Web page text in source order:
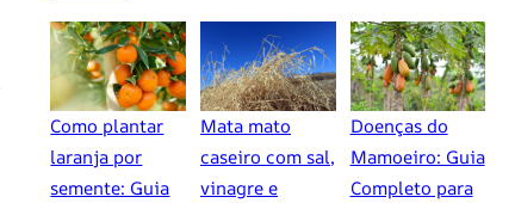
Como plantar
laranja por
semente: Guia
Mata mato
caseiro com sal,
vinagre e
Doenças do
Mamoeiro: Guia
Completo para